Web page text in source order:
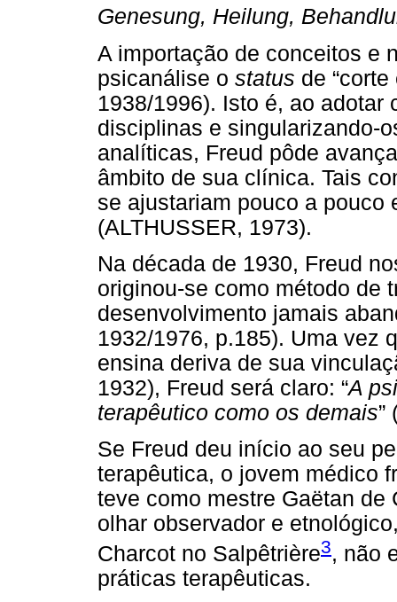
Genesung, Heilung,
A importação de conceitos e
psicanálise o status de
1938/1996). Isto é, ao adotar
disciplinas e singularizando-
analíticas, Freud pôde
âmbito de sua clínica. Tais
se ajustariam pouco a pouco
(ALTHUSSER, 1973).
Na década de 1930, Freud
originou-se como método de
desenvolvimento jamais
1932/1976, p.185). Uma vez
ensina deriva de sua
1932), Freud será claro: “A
terapêutico como os demais”
Se Freud deu início ao seu
terapêutica, o jovem médico
teve como mestre Gaëtan de
olhar observador e
Charcot no Salpêtrière3, não
práticas terapêuticas.